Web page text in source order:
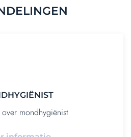
over mondhygiënist